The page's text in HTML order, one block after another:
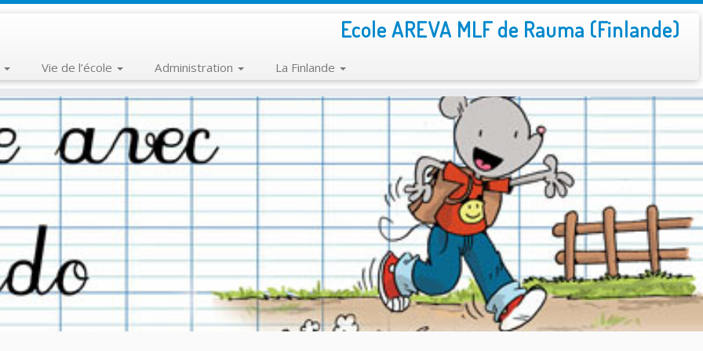
Ecole AREVA MLF de Rauma (Finlande)
Vie de l’école Administration La Finlande